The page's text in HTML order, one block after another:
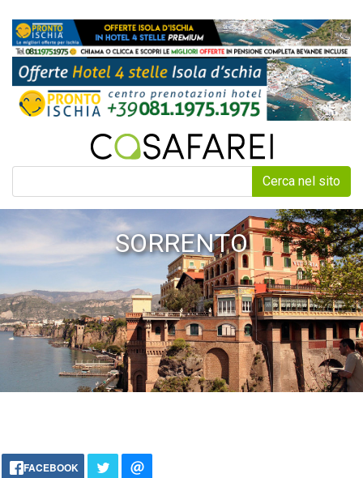
Cerca nel sito
SORRENTO
FACEBOOK